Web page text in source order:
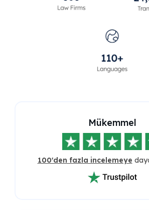
Mükemmel
100'den fazla incelemeye